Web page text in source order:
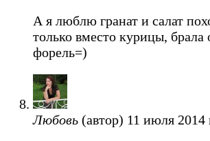
А я люблю гранат и салат
только вместо курицы, брала
форель=)
Любовь (автор) 11 июля 2014